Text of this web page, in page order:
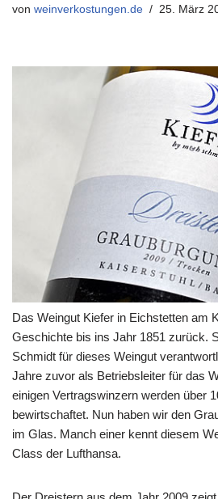
von weinverkostungen.de 25. März
Das Weingut Kiefer in Eichstetten am
Geschichte bis ins Jahr 1851 zurück.
Schmidt für dieses Weingut
Jahre zuvor als Betriebsleiter für das
einigen Vertragswinzern werden über
bewirtschaftet. Nun haben wir den
im Glas. Manch einer kennt diesem
Class der Lufthansa.